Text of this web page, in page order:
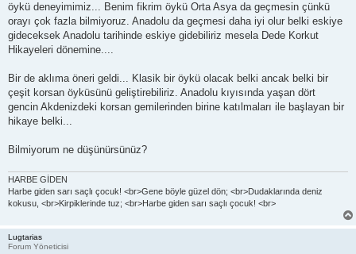
öykü deneyimimiz... Benim fikrim öykü Orta Asya da geçmesin çünkü
orayı çok fazla bilmiyoruz. Anadolu da geçmesi daha iyi olur belki eskiye
gideceksek Anadolu tarihinde eskiye gidebiliriz mesela Dede Korkut
Hikayeleri dönemine....
Bir de aklıma öneri geldi... Klasik bir öykü olacak belki ancak belki bir
çeşit korsan öyküsünü geliştirebiliriz. Anadolu kıyısında yaşan dört
gencin Akdenizdeki korsan gemilerinden birine katılmaları ile başlayan bir
hikaye belki...
Bilmiyorum ne düşünürsünüz?
HARBE GİDEN
Harbe giden sarı saçlı çocuk! <br>Gene böyle güzel dön; <br>Dudaklarında deniz
kokusu, <br>Kirpiklerinde tuz; <br>Harbe giden sarı saçlı çocuk! <br>
Lugtarias
Forum Yöneticisi